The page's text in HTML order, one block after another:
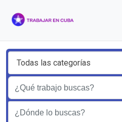
Todas las categorías